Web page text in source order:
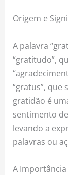
Origem e
A palavra
“gratitudo”,
“gratus”, que
gratidão é
sentimento
levando a
palavras ou
A